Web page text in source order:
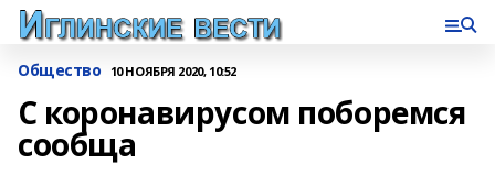
Общество 10 НОЯБРЯ 2020, 10:52
С коронавирусом поборемся
сообща